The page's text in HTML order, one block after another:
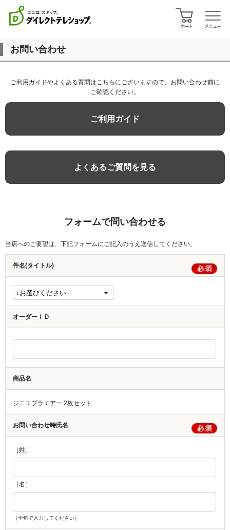
お問い合わせ
ご利用ガイドやよくある質問はこちらにございますので、お問い合わせ前に
ご確認ください。
ご利用ガイド
よくあるご質問を見る
フォームで問い合わせる
当店へのご要望は、下記フォームにご記入のうえ送信してください。
件名(タイトル)
オーダーＩＤ
商品名
ジニエブラエアー 2枚セット
お問い合わせ時氏名
［姓］
［名］
（全角で入力してください）